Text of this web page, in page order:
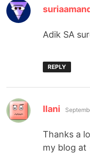
Adik SA
REPLY
Ilani says:
Thanks a
my blog at